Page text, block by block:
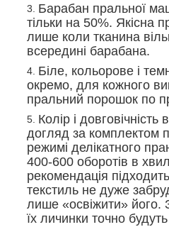
Барабан пральної
тільки на 50%. Якісна
лише коли тканина
всередині барабана.
Біле, кольорове і
окремо, для кожного
пральний порошок по
Колір і
догляд за комплектом
режимі делікатного
400-600 оборотів в
рекомендація
текстиль не дуже
лише «освіжити» його.
їх личинки точно